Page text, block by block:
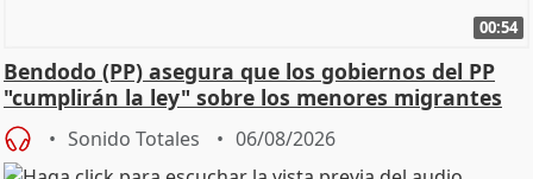
00:54
Bendodo (PP) asegura que los gobiernos del PP
"cumplirán la ley" sobre los menores migrantes
Sonido Totales 06/08/2026